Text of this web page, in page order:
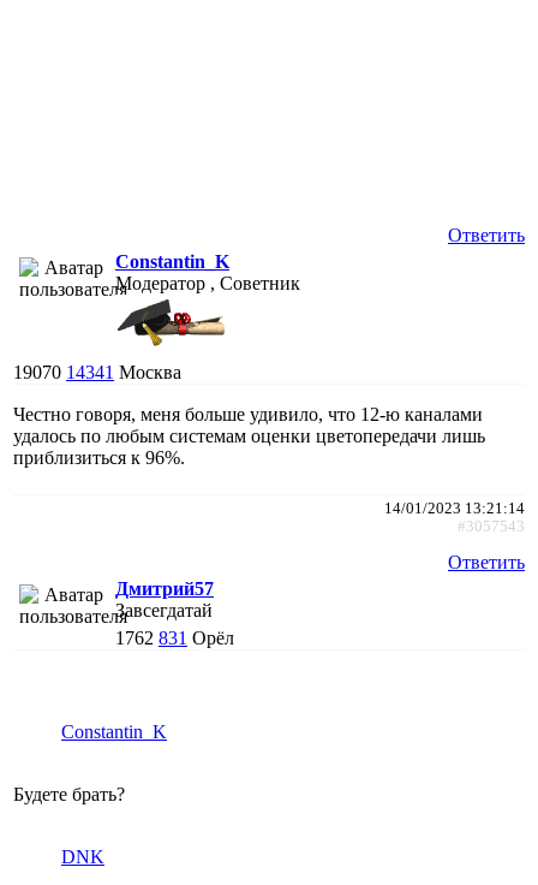
Ответить
Constantin_K
Модератор , Советник
19070 14341 Москва
Честно говоря, меня больше удивило, что 12-ю каналами
удалось по любым системам оценки цветопередачи лишь
приблизиться к 96%.
14/01/2023 13:21:14
#3057543
Ответить
Дмитрий57
Завсегдатай
1762 831 Орёл
Constantin_K
Будете брать?
DNK